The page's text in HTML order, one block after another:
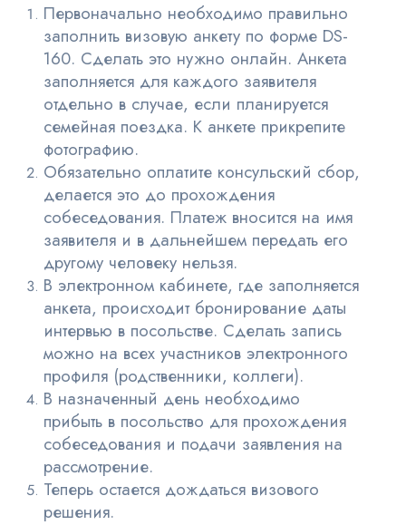
Первоначально необходимо правильно
заполнить визовую анкету по форме DS-
160. Сделать это нужно онлайн. Анкета
заполняется для каждого заявителя
отдельно в случае, если планируется
семейная поездка. К анкете прикрепите
фотографию.
Обязательно оплатите консульский сбор,
делается это до прохождения
собеседования. Платеж вносится на имя
заявителя и в дальнейшем передать его
другому человеку нельзя.
В электронном кабинете, где заполняется
анкета, происходит бронирование даты
интервью в посольстве. Сделать запись
можно на всех участников электронного
профиля (родственники, коллеги).
В назначенный день необходимо
прибыть в посольство для прохождения
собеседования и подачи заявления на
рассмотрение.
Теперь остается дождаться визового
решения.